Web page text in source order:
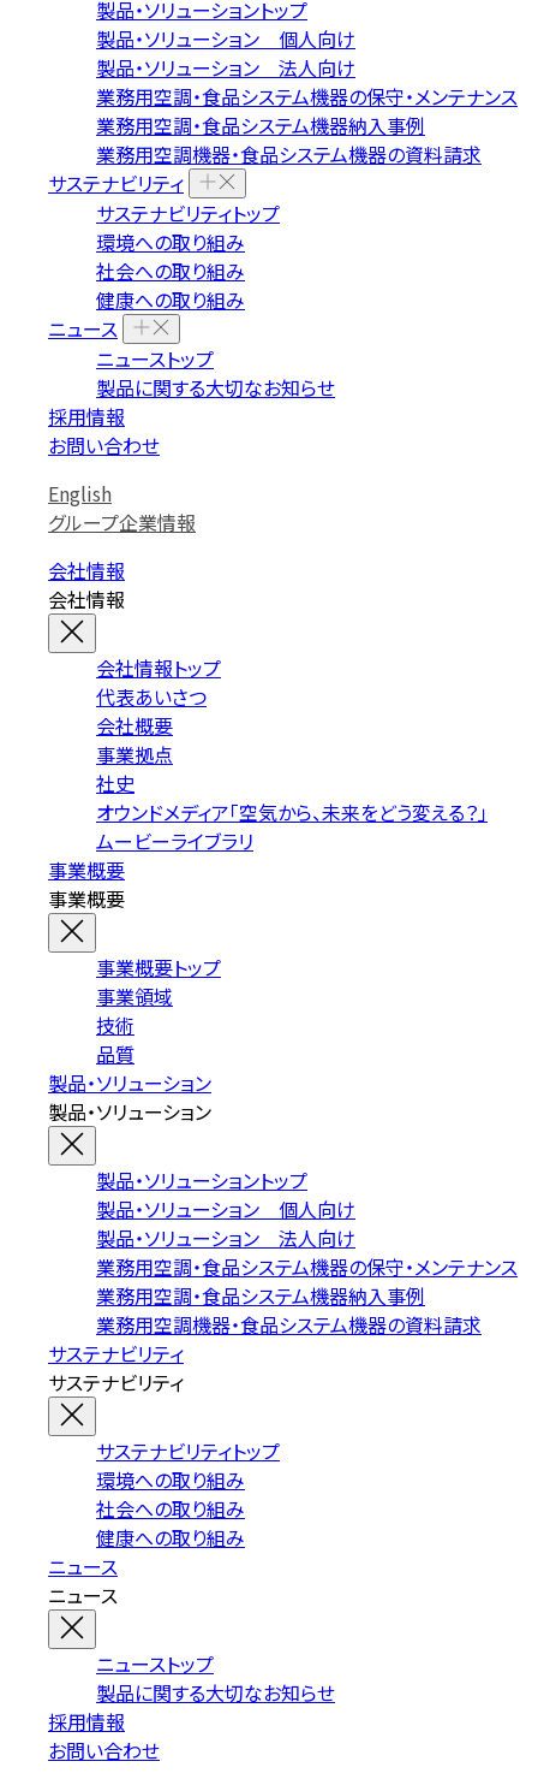
製品・ソリューショントップ
製品・ソリューション 個人向け
製品・ソリューション 法人向け
業務用空調・食品システム機器の保守・メンテナンス
業務用空調・食品システム機器納入事例
業務用空調機器・食品システム機器の資料請求
サステナビリティ
サステナビリティトップ
環境への取り組み
社会への取り組み
健康への取り組み
ニュース
ニューストップ
製品に関する大切なお知らせ
採用情報
お問い合わせ
English
グループ企業情報
会社情報
会社情報
会社情報トップ
代表あいさつ
会社概要
事業拠点
社史
オウンドメディア「空気から、未来をどう変える？」
ムービーライブラリ
事業概要
事業概要
事業概要トップ
事業領域
技術
品質
製品・ソリューション
製品・ソリューション
製品・ソリューショントップ
製品・ソリューション 個人向け
製品・ソリューション 法人向け
業務用空調・食品システム機器の保守・メンテナンス
業務用空調・食品システム機器納入事例
業務用空調機器・食品システム機器の資料請求
サステナビリティ
サステナビリティ
サステナビリティトップ
環境への取り組み
社会への取り組み
健康への取り組み
ニュース
ニュース
ニューストップ
製品に関する大切なお知らせ
採用情報
お問い合わせ